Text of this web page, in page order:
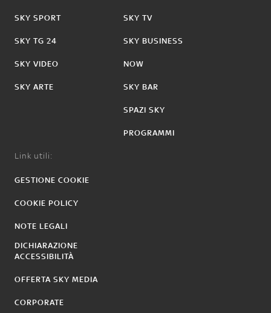
SKY SPORT
SKY TG 24
SKY VIDEO
SKY ARTE
SKY TV
SKY BUSINESS
NOW
SKY BAR
SPAZI SKY
PROGRAMMI
Link utili:
GESTIONE COOKIE
COOKIE POLICY
NOTE LEGALI
DICHIARAZIONE
ACCESSIBILITÀ
OFFERTA SKY MEDIA
CORPORATE